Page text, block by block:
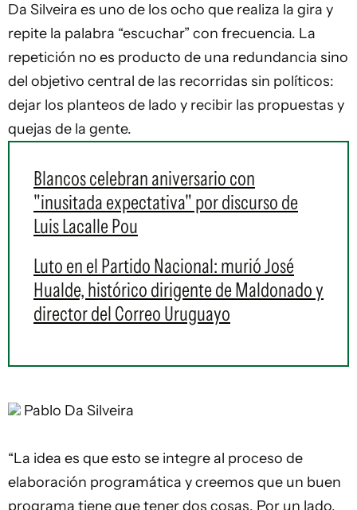
Da Silveira es uno de los ocho que realiza la gira y
repite la palabra “escuchar” con frecuencia. La
repetición no es producto de una redundancia sino
del objetivo central de las recorridas sin políticos:
dejar los planteos de lado y recibir las propuestas y
quejas de la gente.
Blancos celebran aniversario con
"inusitada expectativa" por discurso de
Luis Lacalle Pou
Luto en el Partido Nacional: murió José
Hualde, histórico dirigente de Maldonado y
director del Correo Uruguayo
Pablo Da Silveira
“La idea es que esto se integre al proceso de
elaboración programática y creemos que un buen
programa tiene que tener dos cosas. Por un lado,